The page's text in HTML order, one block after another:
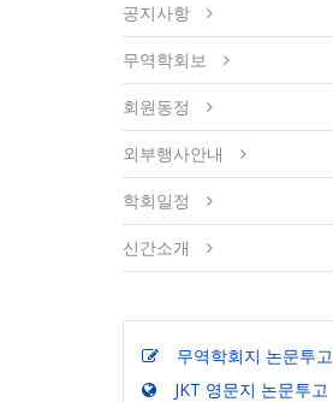
공지사항
무역학회보
회원동정
외부행사안내
학회일정
신간소개
무역학회지 논문투고
JKT 영문지 논문투고